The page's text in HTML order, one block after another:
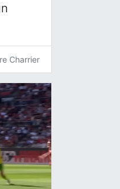
Charrier